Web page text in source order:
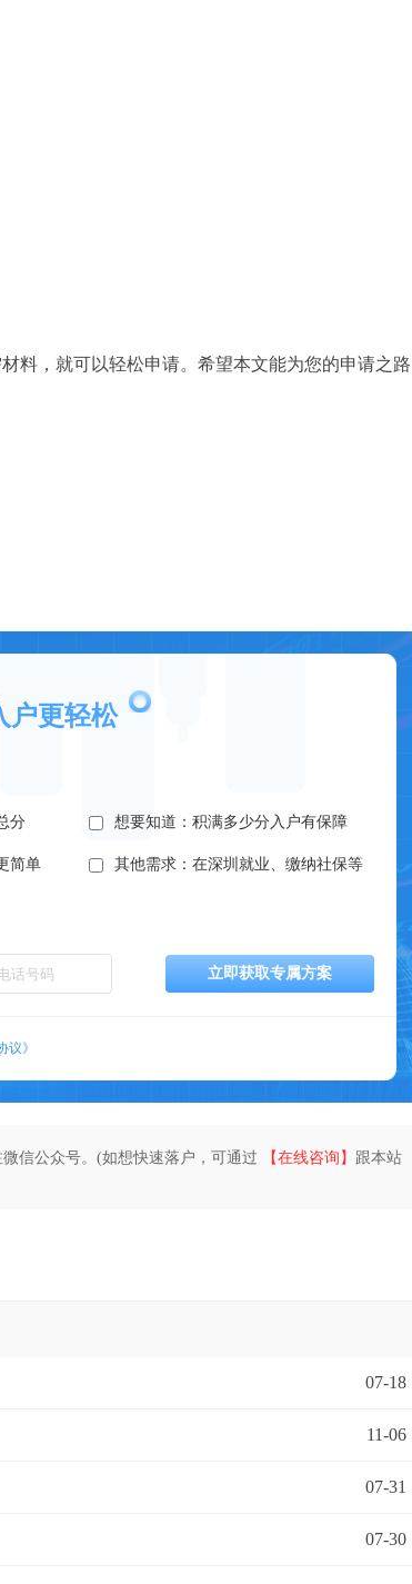
料，就可以轻松申请。希望本文能为您的申请之路
户更轻松
分 想要知道：积满多少分入户有保障
简单 其他需求：在深圳就业、缴纳社保等
立即获取专属方案
议》
信公众号。(如想快速落户，可通过 【在线咨询】 跟本站
07-18
11-06
07-31
07-30